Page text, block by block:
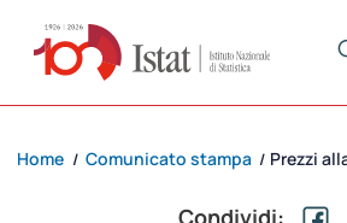
Home / Comunicato stampa / Prezzi
Condividi: